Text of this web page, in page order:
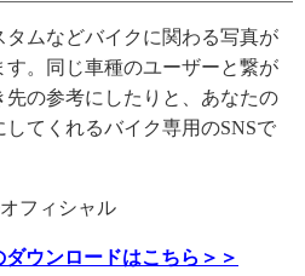
ムなどバイクに関わる写真が
す。同じ車種のユーザーと繋が
の参考にしたりと、あなたの
てくれるバイク専用のSNSで
フィシャル
ウンロードはこちら＞＞